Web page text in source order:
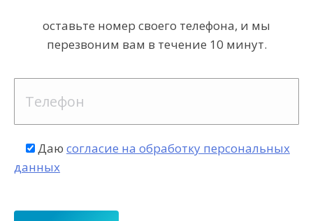
оставьте номер своего телефона, и мы
перезвоним вам в течение 10 минут.
Даю согласие на обработку персональных
данных